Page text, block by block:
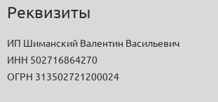
Реквизиты
ИП Шиманский Валентин Васильевич
ИНН 502716864270
ОГРН 313502721200024